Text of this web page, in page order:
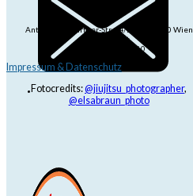
Anton-Baumgartner-Str. 44/B8/01, 1230 Wien
dojo@jjrt.at
+43 6991 171 81 60
Impressum & Datenschutz
Fotocredits:@jiujitsu_photographer,
@elsabraun_photo